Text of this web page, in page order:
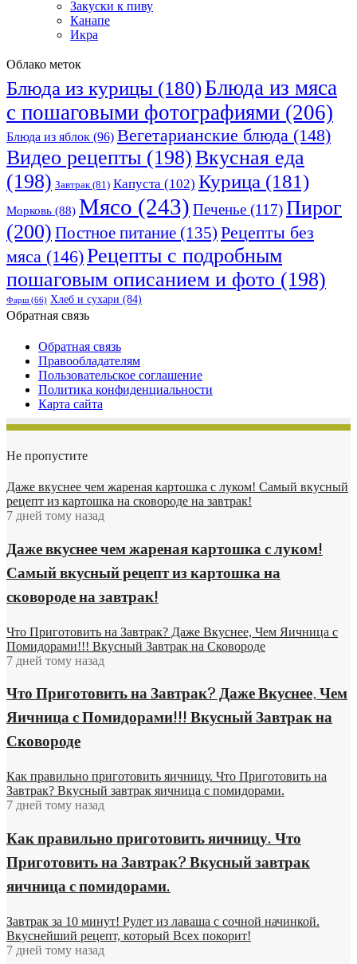
Закуски к пиву
Канапе
Икра
Облако меток
Блюда из курицы (180)Блюда из мяса
с пошаговыми фотографиями (206)
Блюда из яблок (96) Вегетарианские блюда (148)
Видео рецепты (198)Вкусная еда
(198) Завтрак(81) Капуста (102) Курица (181)
Морковь (88) Мясо (243) Печенье (117)Пирог
(200) Постное питание (135) Рецепты без
мяса (146)Рецепты с подробным
пошаговым описанием и фото (198)
Фарш(66) Хлеб и сухари (84)
Обратная связь
Обратная связь
Правообладателям
Пользовательское соглашение
Политика конфиденциальности
Карта сайта
Не пропустите
Даже вкуснее чем жареная картошка с луком! Самый вкусный
рецепт из картошка на сковороде на завтрак!
7 дней тому назад
Даже вкуснее чем жареная картошка с луком!
Самый вкусный рецепт из картошка на
сковороде на завтрак!
Что Приготовить на Завтрак? Даже Вкуснее, Чем Яичница с
Помидорами!!! Вкусный Завтрак на Сковороде
7 дней тому назад
Что Приготовить на Завтрак? Даже Вкуснее, Чем
Яичница с Помидорами!!! Вкусный Завтрак на
Сковороде
Как правильно приготовить яичницу. Что Приготовить на
Завтрак? Вкусный завтрак яичница с помидорами.
7 дней тому назад
Как правильно приготовить яичницу. Что
Приготовить на Завтрак? Вкусный завтрак
яичница с помидорами.
Завтрак за 10 минут! Рулет из лаваша с сочной начинкой.
Вкуснейший рецепт, который Всех покорит!
7 дней тому назад